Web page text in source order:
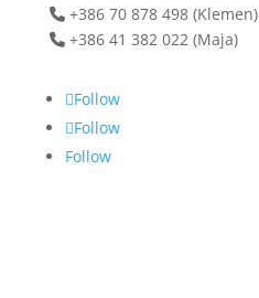
+386 70 878 498 (Klemen)
+386 41 382 022 (Maja)
Follow
Follow
Follow